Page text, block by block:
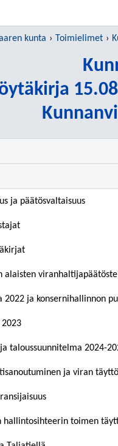
kunta Toimielimet
ja päätösvaltaisuus
alaisten
2022 ja konsernihallinnon
taloussuunnitelma 2024-
ja viran
hallintosihteerin toimen